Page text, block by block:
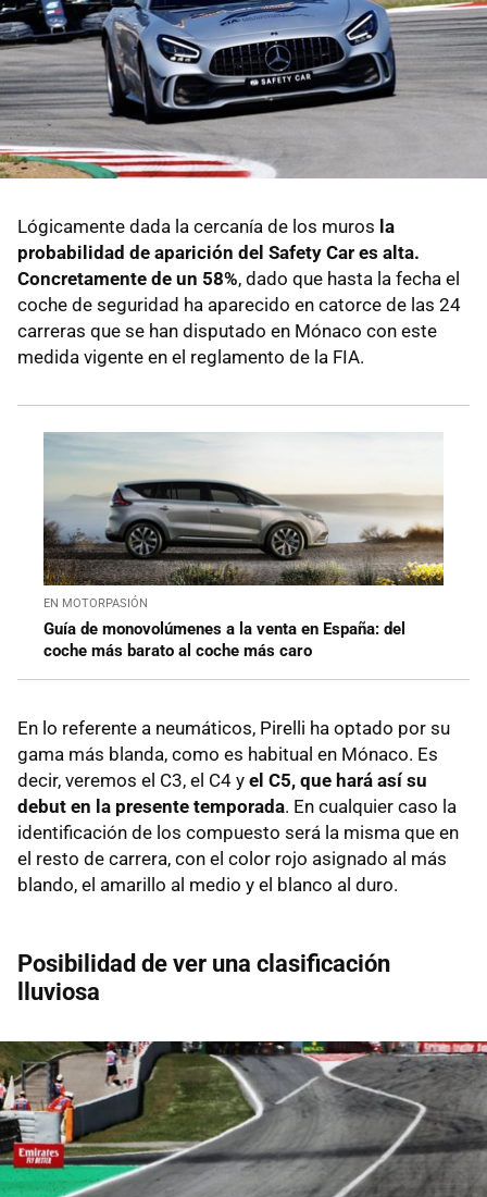
Lógicamente dada la cercanía de los muros la
probabilidad de aparición del Safety Car es alta.
Concretamente de un 58%, dado que hasta la fecha el
coche de seguridad ha aparecido en catorce de las 24
carreras que se han disputado en Mónaco con este
medida vigente en el reglamento de la FIA.
EN MOTORPASIÓN
Guía de monovolúmenes a la venta en España: del
coche más barato al coche más caro
En lo referente a neumáticos, Pirelli ha optado por su
gama más blanda, como es habitual en Mónaco. Es
decir, veremos el C3, el C4 y el C5, que hará así su
debut en la presente temporada. En cualquier caso la
identificación de los compuesto será la misma que en
el resto de carrera, con el color rojo asignado al más
blando, el amarillo al medio y el blanco al duro.
Posibilidad de ver una clasificación
lluviosa